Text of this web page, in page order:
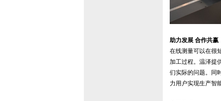
助力发展 合作共赢
在线测量可以在很
加工过程。温泽提
们实际的问题。同
力用户实现生产智